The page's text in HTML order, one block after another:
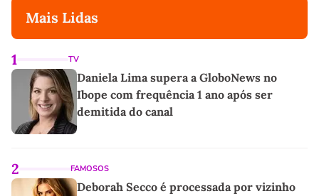
Mais Lidas
1 TV
Daniela Lima supera a GloboNews no
Ibope com frequência 1 ano após ser
demitida do canal
2 FAMOSOS
Deborah Secco é processada por vizinho